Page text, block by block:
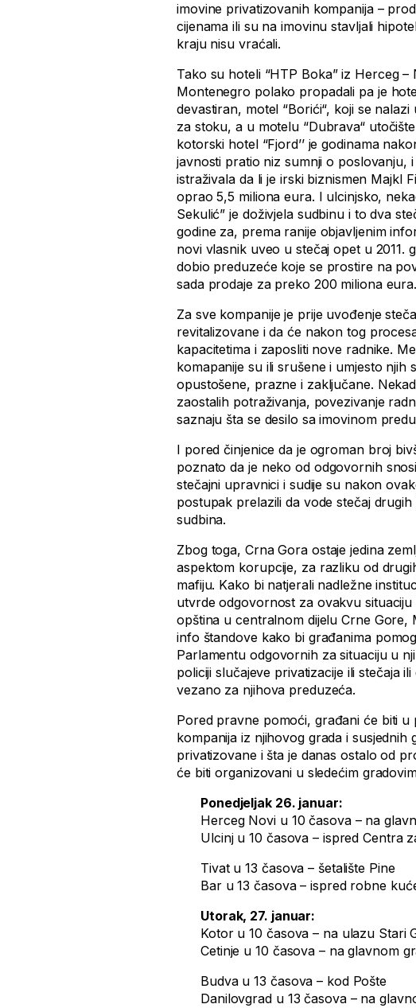
imovine privatizovanih kompanija –
cijenama ili su na imovinu stavljali
kraju nisu vraćali.
Tako su hoteli “HTP Boka” iz Herceg
Montenegro polako propadali pa je
devastiran, motel “Borići“, koji se
za stoku, a u motelu “Dubrava“
kotorski hotel “Fjord’’ je godinama
javnosti pratio niz sumnji o poslovanju,
istraživala da li je irski biznismen Majkl
oprao 5,5 miliona eura. I ulcinjsko,
Sekulić” je doživjela sudbinu i to dva
godine za, prema ranije objavljenim
novi vlasnik uveo u stečaj opet u 2011.
dobio preduzeće koje se prostire na
sada prodaje za preko 200 miliona eura.
Za sve kompanije je prije uvođenje
revitalizovane i da će nakon tog
kapacitetima i zaposliti nove radnike.
komapanije su ili srušene i umjesto njih
opustošene, prazne i zaključane.
zaostalih potraživanja, povezivanje
saznaju šta se desilo sa imovinom
I pored činjenice da je ogroman broj
poznato da je neko od odgovornih
stečajni upravnici i sudije su nakon
postupak prelazili da vode stečaj
sudbina.
Zbog toga, Crna Gora ostaje jedina
aspektom korupcije, za razliku od
mafiju. Kako bi natjerali nadležne
utvrde odgovornost za ovakvu
opština u centralnom dijelu Crne
info štandove kako bi građanima
Parlamentu odgovornih za situaciju u
policiji slučajeve privatizacije ili stečaja
vezano za njihova preduzeća.
Pored pravne pomoći, građani će biti
kompanija iz njihovog grada i
privatizovane i šta je danas ostalo od
će biti organizovani u sledećim
Ponedjeljak 26. januar:
Herceg Novi u 10 časova – na
Ulcinj u 10 časova – ispred Centra
Tivat u 13 časova – šetalište Pine
Bar u 13 časova – ispred robne
Utorak, 27. januar:
Kotor u 10 časova – na ulazu Stari
Cetinje u 10 časova – na glavnom
Budva u 13 časova – kod Pošte
Danilovgrad u 13 časova – na